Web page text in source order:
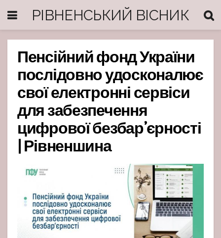
РІВНЕНСЬКИЙ ВІСНИК
Пенсійний фонд України
послідовно удосконалює
свої електронні сервіси
для забезпечення
цифрової безбар’єрності
| Рівненшина